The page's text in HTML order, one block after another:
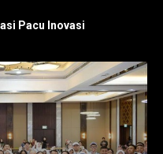
Pacu Inovasi